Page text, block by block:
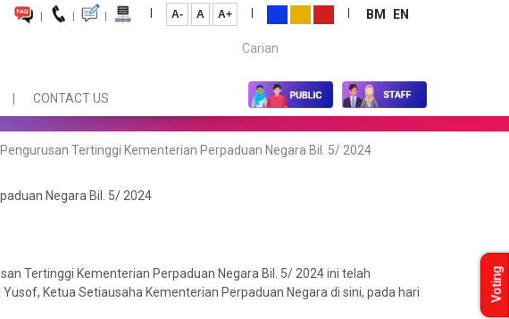
| | | | A- A A+ | | BM
EN
Carian...
CONTACT US
Tertinggi Kementerian Perpaduan Negara Bil. 5/ 2024
Negara Bil. 5/ 2024
Tertinggi Kementerian Perpaduan Negara Bil. 5/ 2024 ini telah
Ketua Setiausaha Kementerian Perpaduan Negara di sini, pada hari
Voting